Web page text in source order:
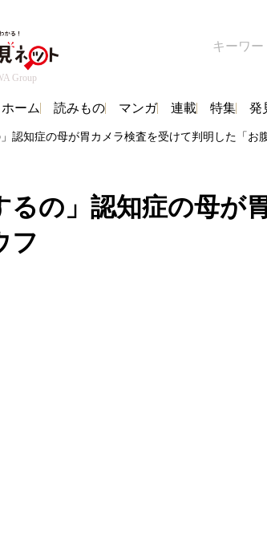
Group
ホーム 読みもの マンガ 連載 特集 発
」認知症の母が胃カメラ検査を受けて判明した「
るの」認知症の母
フ